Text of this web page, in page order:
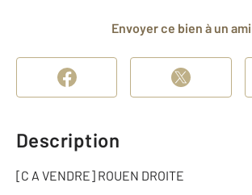
Envoyer ce bien à un ami
Description
[C A VENDRE] ROUEN DROITE